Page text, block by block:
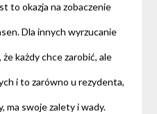
to okazja na zobaczenie
Dla innych wyrzucanie
każdy chce zarobić, ale
i to zarówno u rezydenta,
ma swoje zalety i wady.